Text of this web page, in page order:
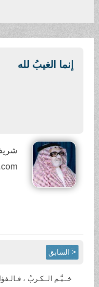
ح
ث
إنما الغيبُ لله
شريف
< السابق
خــيَّـم الــكـربُ ، فـالـفؤادُ